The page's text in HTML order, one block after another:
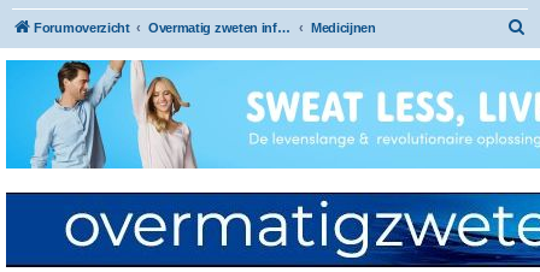
Forumoverzicht Overmatig zweten informatie en ervaringen Medicijnen
k